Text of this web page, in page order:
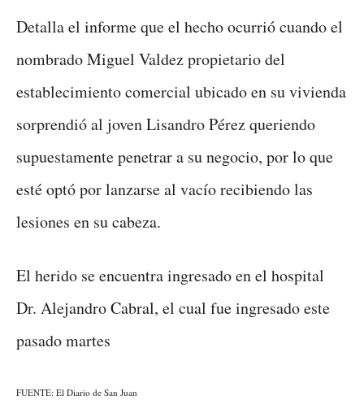
Detalla el informe que el hecho ocurrió cuando el
nombrado Miguel Valdez propietario del
establecimiento comercial ubicado en su vivienda
sorprendió al joven Lisandro Pérez queriendo
supuestamente penetrar a su negocio, por lo que
esté optó por lanzarse al vacío recibiendo las
lesiones en su cabeza.
El herido se encuentra ingresado en el hospital
Dr. Alejandro Cabral, el cual fue ingresado este
pasado martes
FUENTE: El Diario de San Juan